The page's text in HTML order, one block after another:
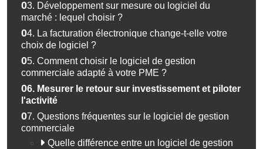
03. Développement sur mesure ou logiciel du
marché : lequel choisir ?
04. La facturation électronique change-t-elle votre
choix de logiciel ?
05. Comment choisir le logiciel de gestion
commerciale adapté à votre PME ?
06. Mesurer le retour sur investissement et piloter
l'activité
07. Questions fréquentes sur le logiciel de gestion
commerciale
Quelle différence entre un logiciel de gestion